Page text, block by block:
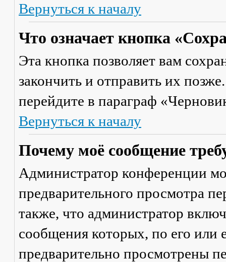
Вернуться к началу
Что означает кнопка
Эта кнопка позволяет вам
закончить и отправить их
перейдите в параграф
Вернуться к началу
Почему моё сообщение
Администратор конференции
предварительного просмотра
также, что администратор
сообщения которых, по его
предварительно просмотрены